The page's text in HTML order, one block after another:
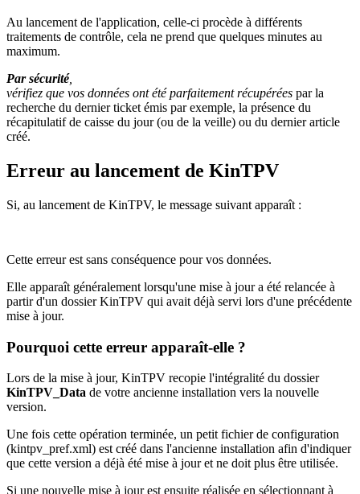
Au lancement de l'application, celle-ci procède à différents
traitements de contrôle, cela ne prend que quelques minutes au
maximum.
Par sécurité,
vérifiez que vos données ont été parfaitement récupérées par la
recherche du dernier ticket émis par exemple, la présence du
récapitulatif de caisse du jour (ou de la veille) ou du dernier article
créé.
Erreur au lancement de KinTPV
Si, au lancement de KinTPV, le message suivant apparaît :
Cette erreur est sans conséquence pour vos données.
Elle apparaît généralement lorsqu'une mise à jour a été relancée à
partir d'un dossier KinTPV qui avait déjà servi lors d'une précédente
mise à jour.
Pourquoi cette erreur apparaît-elle ?
Lors de la mise à jour, KinTPV recopie l'intégralité du dossier
KinTPV_Data de votre ancienne installation vers la nouvelle
version.
Une fois cette opération terminée, un petit fichier de configuration
(kintpv_pref.xml) est créé dans l'ancienne installation afin d'indiquer
que cette version a déjà été mise à jour et ne doit plus être utilisée.
Si une nouvelle mise à jour est ensuite réalisée en sélectionnant à